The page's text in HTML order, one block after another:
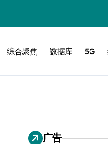
综合聚焦 数据库 5G
广告